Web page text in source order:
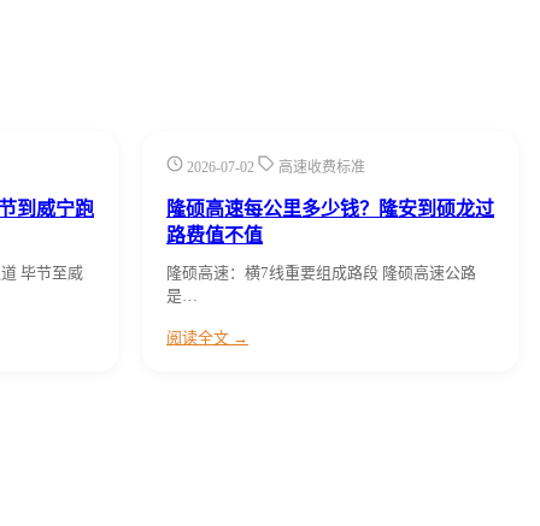
到威宁跑
毕节至威
2026-07-02 高速收费标准
隆硕高速每公里多少钱？隆安到硕龙过
路费值不值
隆硕高速：横7线重要组成路段 隆硕高速公路
是…
阅读全文 →